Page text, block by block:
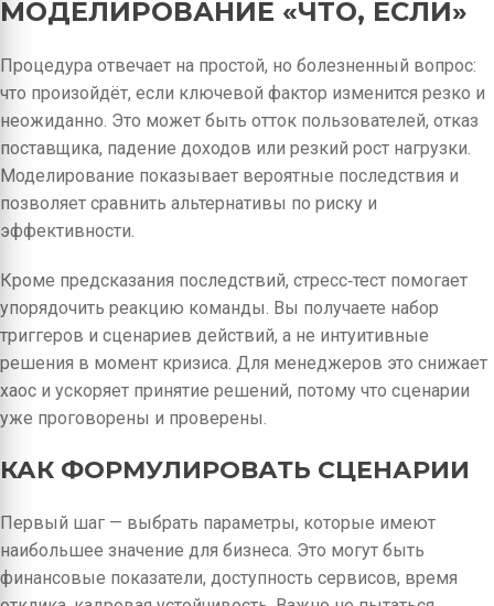
МОДЕЛИРОВАНИЕ «ЧТО, ЕСЛИ»
Процедура отвечает на простой, но болезненный вопрос:
что произойдёт, если ключевой фактор изменится резко и
неожиданно. Это может быть отток пользователей, отказ
поставщика, падение доходов или резкий рост нагрузки.
Моделирование показывает вероятные последствия и
позволяет сравнить альтернативы по риску и
эффективности.
Кроме предсказания последствий, стресс‑тест помогает
упорядочить реакцию команды. Вы получаете набор
триггеров и сценариев действий, а не интуитивные
решения в момент кризиса. Для менеджеров это снижает
хаос и ускоряет принятие решений, потому что сценарии
уже проговорены и проверены.
КАК ФОРМУЛИРОВАТЬ СЦЕНАРИИ
Первый шаг — выбрать параметры, которые имеют
наибольшее значение для бизнеса. Это могут быть
финансовые показатели, доступность сервисов, время